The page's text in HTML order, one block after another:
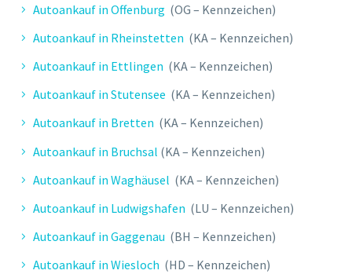
Autoankauf in Offenburg (OG – Kennzeichen)
Autoankauf in Rheinstetten (KA – Kennzeichen)
Autoankauf in Ettlingen (KA – Kennzeichen)
Autoankauf in Stutensee (KA – Kennzeichen)
Autoankauf in Bretten (KA – Kennzeichen)
Autoankauf in Bruchsal (KA – Kennzeichen)
Autoankauf in Waghäusel (KA – Kennzeichen)
Autoankauf in Ludwigshafen (LU – Kennzeichen)
Autoankauf in Gaggenau (BH – Kennzeichen)
Autoankauf in Wiesloch (HD – Kennzeichen)